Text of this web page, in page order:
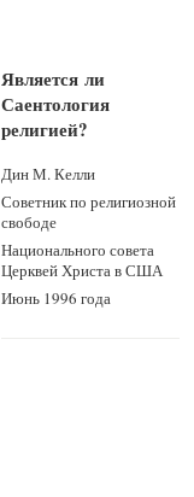
Является ли
Саентология
религией?
Дин М. Келли
Советник по религиозной
свободе
Национального совета
Церквей Христа в США
Июнь 1996 года